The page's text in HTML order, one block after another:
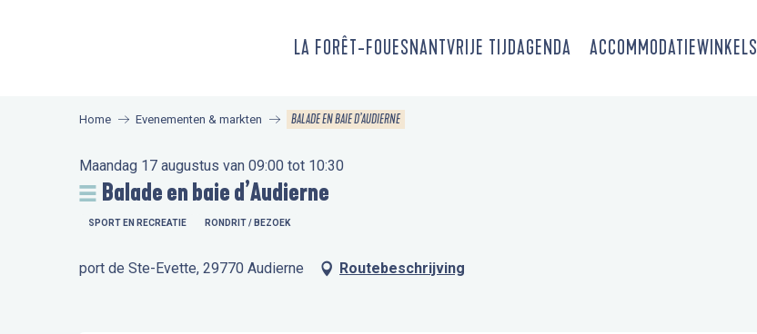
LA FORÊT-FOUESNANTVRIJE TIJDAGENDA ACCOMMODATIEWINKELS
Home Evenementen & markten BALADE EN BAIE D’AUDIERNE
Maandag 17 augustus van 09:00 tot 10:30
Balade en baie d’Audierne
SPORT EN RECREATIE RONDRIT / BEZOEK
port de Ste-Evette, 29770 Audierne Routebeschrijving